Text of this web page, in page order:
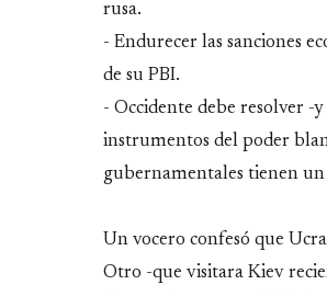
rusa.
- Endurecer las sanciones
de su PBI.
- Occidente debe resolver
instrumentos del poder
gubernamentales tienen
Un vocero confesó que
Otro -que visitara Kiev